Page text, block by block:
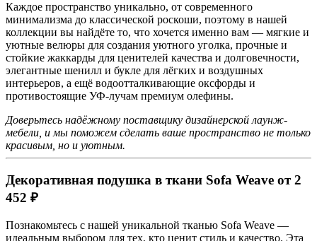
Каждое пространство уникально, от современного
минимализма до классической роскоши, поэтому в нашей
коллекции вы найдёте то, что хочется именно вам — мягкие и
уютные велюры для создания уютного уголка, прочные и
стойкие жаккарды для ценителей качества и долговечности,
элегантные шенилл и букле для лёгких и воздушных
интерьеров, а ещё водоотталкивающие оксфорды и
противостоящие УФ-лучам премиум олефины.
Доверьтесь надёжному поставщику дизайнерской лаунж-
мебели, и мы поможем сделать ваше пространство не только
красивым, но и уютным.
Декоративная подушка в ткани Sofa Weave от 2
452 ₽
Познакомьтесь с нашей уникальной тканью Sofa Weave —
идеальным выбором для тех, кто ценит стиль и качество. Эта